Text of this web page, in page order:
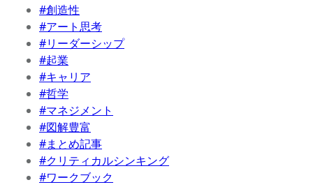
#創造性
#アート思考
#リーダーシップ
#起業
#キャリア
#哲学
#マネジメント
#図解豊富
#まとめ記事
#クリティカルシンキング
#ワークブック